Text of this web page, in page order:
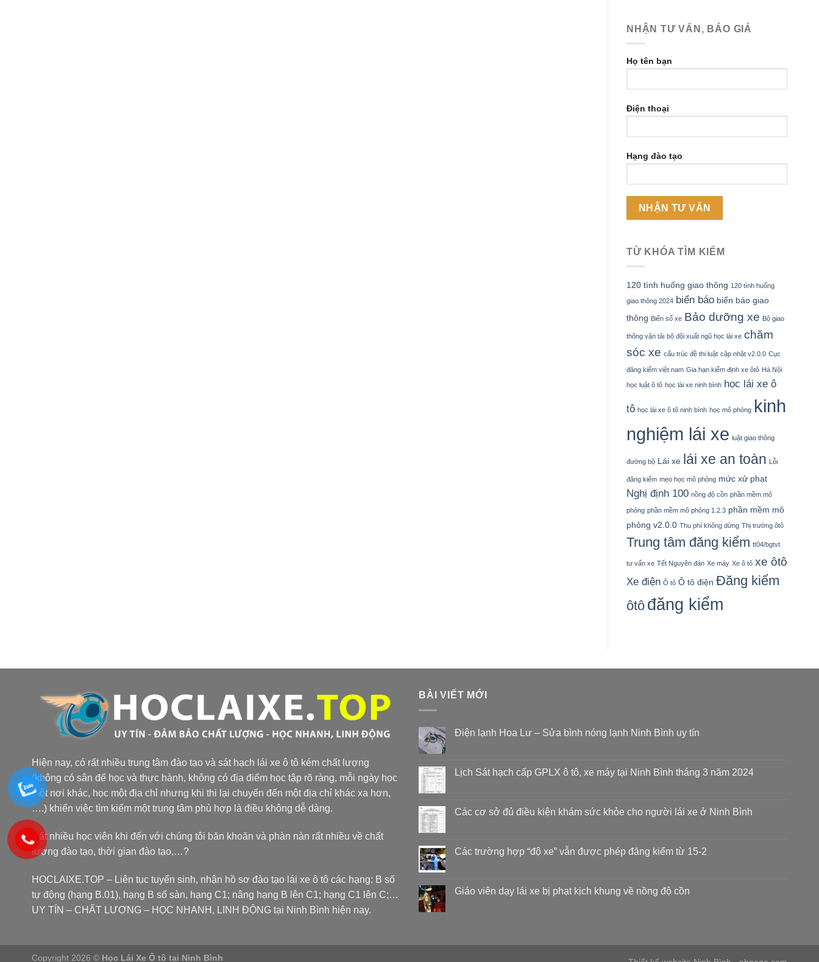
NHẬN TƯ VẤN, BÁO GIÁ
Họ tên bạn
Điện thoại
Hạng đào tạo
TỪ KHÓA TÌM KIẾM
120 tình huống giao thông 120 tình huống
giao thông 2024 biển báo biển báo giao
thông Biển số xe Bảo dưỡng xe Bộ giao
thông vận tải bộ đội xuất ngũ học lái xe chăm
sóc xe cấu trúc đề thi luật cập nhật v2.0.0 Cục
đăng kiểm việt nam Gia hạn kiểm định xe ôtô Hà Nội
học luật ô tô học lái xe ninh bình học lái xe ô
tô học lái xe ô tô ninh bình học mô phỏng kinh
nghiệm lái xe luật giao thông
đường bộ Lái xe lái xe an toàn Lỗi
đăng kiểm mẹo học mô phỏng mức xử phạt
Nghị định 100 nồng độ cồn phần mềm mô
phỏng phần mềm mô phỏng 1.2.3 phần mềm mô
phỏng v2.0.0 Thu phí không dừng Thị trường ôtô
Trung tâm đăng kiểm tt04/bgtvt
tư vấn xe Tết Nguyên đán Xe máy Xe ô tô xe ôtô
Xe điện Ô tô Ô tô điện Đăng kiểm
ôtô đăng kiểm
Hiện nay, có rất nhiều trung tâm đào tạo và sát hạch lái xe ô tô kém chất lượng
(không có sân để học và thực hành, không có địa điểm học tập rõ ràng, mỗi ngày học
một nơi khác, học một địa chỉ nhưng khi thi lại chuyển đến một địa chỉ khác xa hơn,
….) khiến việc tìm kiếm một trung tâm phù hợp là điều không dễ dàng.
Rất nhiều học viên khi đến với chúng tôi băn khoăn và phàn nàn rất nhiều về chất
lượng đào tạo, thời gian đào tạo,…?
HOCLAIXE.TOP – Liên tục tuyển sinh, nhận hồ sơ đào tạo lái xe ô tô các hạng: B số
tự động (hạng B.01), hạng B số sàn, hạng C1; nâng hạng B lên C1; hạng C1 lên C;…
UY TÍN – CHẤT LƯỢNG – HỌC NHANH, LINH ĐỘNG tại Ninh Bình hiện nay.
BÀI VIẾT MỚI
Điện lạnh Hoa Lư – Sửa bình nóng lạnh Ninh Bình uy tín
Lịch Sát hạch cấp GPLX ô tô, xe máy tại Ninh Bình tháng 3 năm 2024
Các cơ sở đủ điều kiện khám sức khỏe cho người lái xe ở Ninh Bình
Các trường hợp “độ xe” vẫn được phép đăng kiểm từ 15-2
Giáo viên dạy lái xe bị phạt kịch khung về nồng độ cồn
Copyright 2026 © Học Lái Xe Ô tô tại Ninh Bình